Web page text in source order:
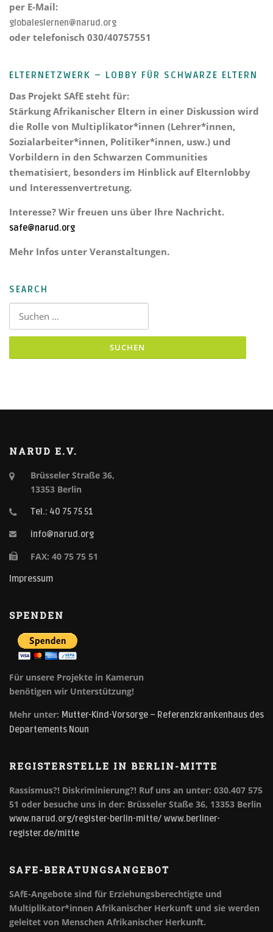
per E-Mail:
globaleslernen@narud.org
oder telefonisch 030/40757551
ELTERNETZWERK – LOBBY FÜR SCHWARZE ELTERN
Das Projekt SAfE steht für:
Stärkung Afrikanischer Eltern in einer Diskussion wird
die Rolle von Multiplikator*innen (Lehrer*innen,
Sozialarbeiter*innen, Politiker*innen, usw.) und
Vorbildern in den Schwarzen Communities
thematisiert, besonders im Hinblick auf Elternlobby
und Interessenvertretung.
Interesse? Wir freuen uns über Ihre Nachricht.
safe@narud.org
Mehr Infos unter Veranstaltungen.
SEARCH
Suchen nach:
NARUD E.V.
Brüsseler Straße 36,
13353 Berlin
Tel.: 40 75 75 51
info@narud.org
FAX: 40 75 75 51
Impressum
SPENDEN
Für unsere Projekte in Kamerun
benötigen wir Unterstützung!
Mehr unter: Mutter-Kind-Vorsorge – Referenzkrankenhaus des
Departements Noun
REGISTERSTELLE IN BERLIN-MITTE
Rassismus?! Diskriminierung?! Ruf uns an unter: 030.407 575
51 oder besuche uns in der: Brüsseler Staße 36, 13353 Berlin
www.narud.org/register-berlin-mitte/ www.berliner-
register.de/mitte
SAFE-BERATUNGSANGEBOT
SAfE-Angebote sind für Erziehungsberechtigte und
Multiplikator*innen Afrikanischer Herkunft und sie werden
geleitet von Menschen Afrikanischer Herkunft.